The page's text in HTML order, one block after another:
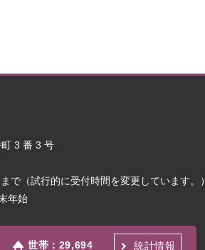
3 番 3 号
で（試行的に受付時間を変更しています。）
年始
世帯： 29,694 統計情報